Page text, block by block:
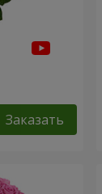
Заказать